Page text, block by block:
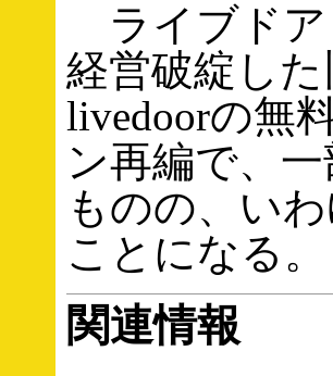
ライブドア
経営破綻し
livedoorの無
ン再編で、
ものの、い
ことになる。
関連情報